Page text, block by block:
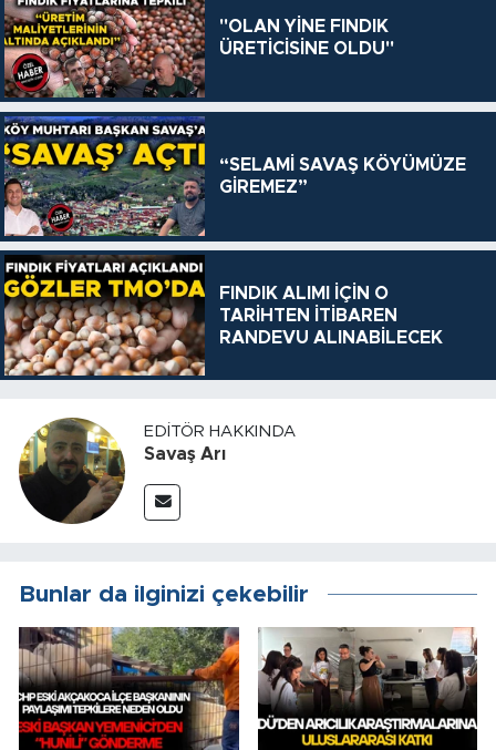
"OLAN YİNE FINDIK
ÜRETİCİSİNE OLDU"
“SELAMİ SAVAŞ KÖYÜMÜZE
GİREMEZ”
FINDIK ALIMI İÇİN O
TARİHTEN İTİBAREN
RANDEVU ALINABİLECEK
EDITÖR HAKKINDA
Savaş Arı
Bunlar da ilginizi çekebilir